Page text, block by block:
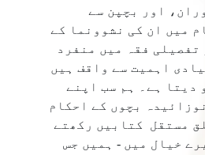
اور بچپن سے
میں ان کی نشوونما کے
تفصیلی فقہ میں منفرد
اہمیت سے واقف ہیں
دیتا ہے۔ ہم سب اپنے
بچوں کے احکام
مستقل کتابیں رکھتے
خیال میں - ہمیں جس